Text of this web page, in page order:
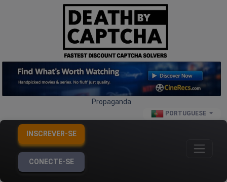
Propaganda
PORTUGUESE
INSCREVER-SE
CONECTE-SE